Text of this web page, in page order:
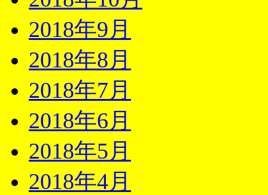
2018年9月
2018年8月
2018年7月
2018年6月
2018年5月
2018年4月